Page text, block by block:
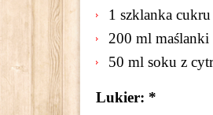
1 szklanka cukru
200 ml maślanki
50 ml soku z
Lukier: *